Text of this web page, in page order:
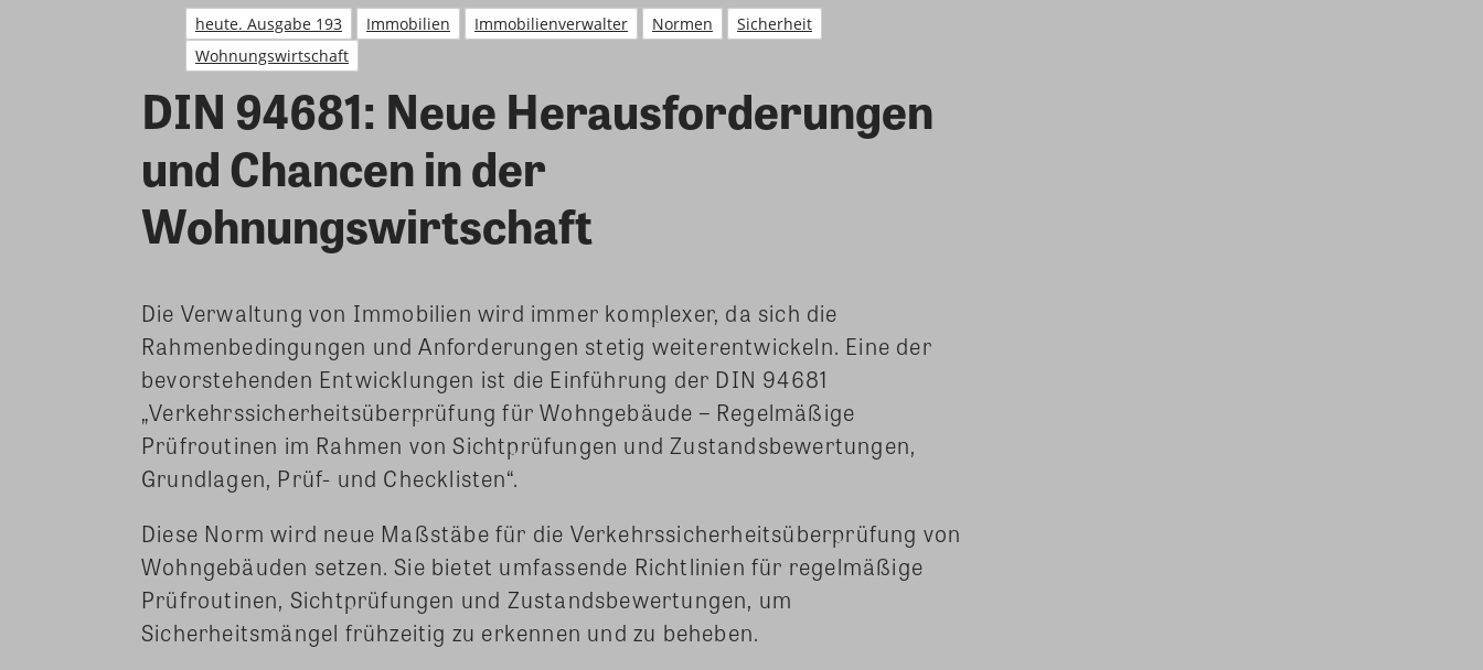
heute. Ausgabe 193 Immobilien Immobilienverwalter Normen
Sicherheit
Wohnungswirtschaft
DIN 94681: Neue Herausforderungen
und Chancen in der
Wohnungswirtschaft
Die Verwaltung von Immobilien wird immer komplexer, da sich die
Rahmenbedingungen und Anforderungen stetig weiterentwickeln. Eine der
bevorstehenden Entwicklungen ist die Einführung der DIN 94681
„Verkehrssicherheitsüberprüfung für Wohngebäude – Regelmäßige
Prüfroutinen im Rahmen von Sichtprüfungen und Zustandsbewertungen,
Grundlagen, Prüf- und Checklisten“.
Diese Norm wird neue Maßstäbe für die Verkehrssicherheitsüberprüfung von
Wohngebäuden setzen. Sie bietet umfassende Richtlinien für regelmäßige
Prüfroutinen, Sichtprüfungen und Zustandsbewertungen, um
Sicherheitsmängel frühzeitig zu erkennen und zu beheben.